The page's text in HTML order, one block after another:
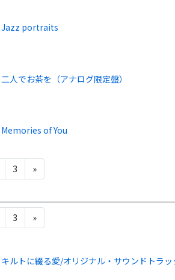
Jazz portraits
二人でお茶を（アナログ限定盤）
Memories of You
3 »
3 »
キルトに綴る愛/オリジナル・サウンドトラッ